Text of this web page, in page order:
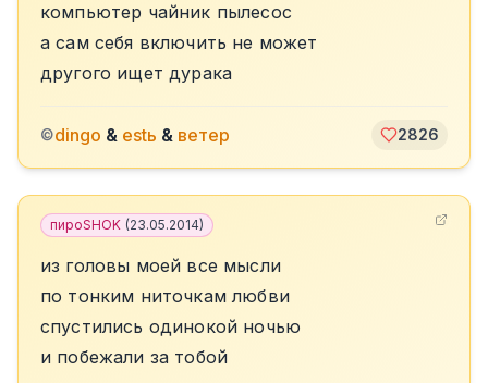
компьютер чайник пылесос
а сам себя включить не может
другого ищет дурака
©dingo & estь & ветер 2826
пироSHOK (23.05.2014)
из головы моей все мысли
по тонким ниточкам любви
спустились одинокой ночью
и побежали за тобой